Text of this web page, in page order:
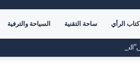
كتاب الرأي ساحة التقنية السياحة والترفية